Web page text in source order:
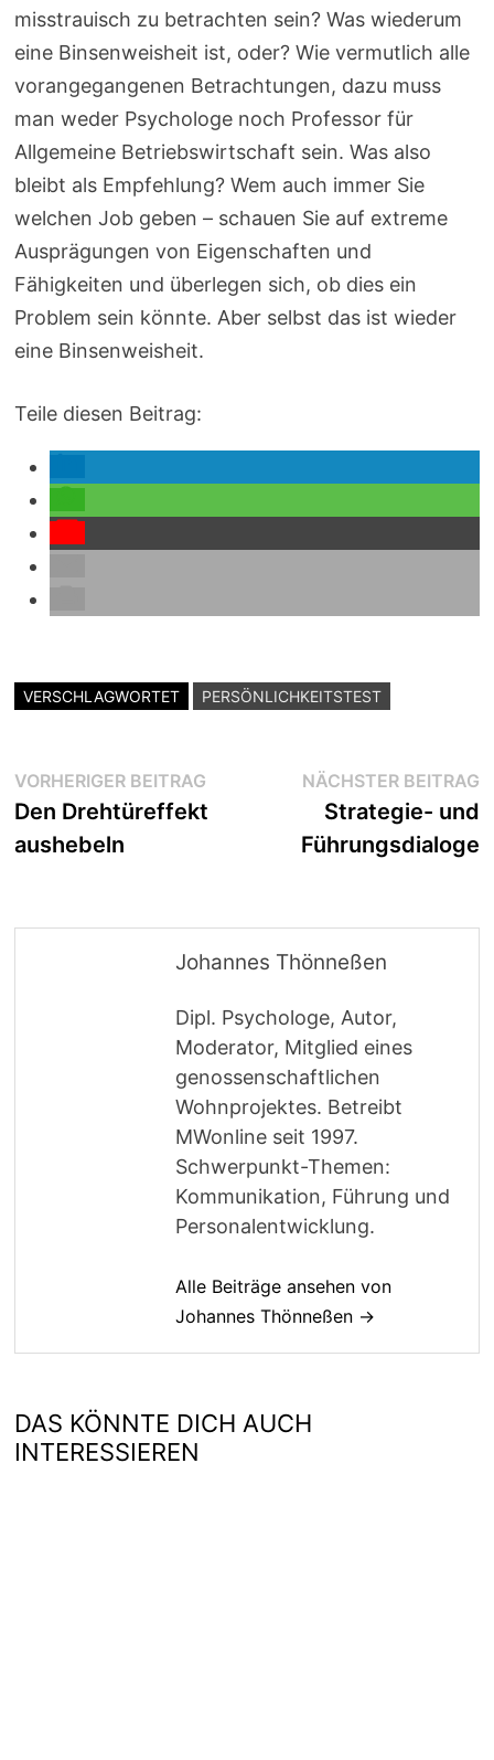
misstrauisch zu betrachten sein? Was wiederum
eine Binsenweisheit ist, oder? Wie vermutlich alle
vorangegangenen Betrachtungen, dazu muss
man weder Psychologe noch Professor für
Allgemeine Betriebswirtschaft sein. Was also
bleibt als Empfehlung? Wem auch immer Sie
welchen Job geben – schauen Sie auf extreme
Ausprägungen von Eigenschaften und
Fähigkeiten und überlegen sich, ob dies ein
Problem sein könnte. Aber selbst das ist wieder
eine Binsenweisheit.
Teile diesen Beitrag:
VERSCHLAGWORTET PERSÖNLICHKEITSTEST
Beitragsnavigation
VORHERIGER BEITRAG Vorheriger
Beitrag:
Den Drehtüreffekt
aushebeln
NÄCHSTER BEITRAG
Strategie- und
Führungsdialoge
Johannes Thönneßen
Dipl. Psychologe, Autor,
Moderator, Mitglied eines
genossenschaftlichen
Wohnprojektes. Betreibt
MWonline seit 1997.
Schwerpunkt-Themen:
Kommunikation, Führung und
Personalentwicklung.
Alle Beiträge ansehen von
Johannes Thönneßen →
DAS KÖNNTE DICH AUCH
INTERESSIEREN